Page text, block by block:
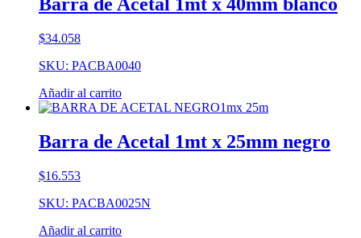
Barra de Acetal 1mt x 40mm blanco
$34.058
SKU: PACBA0040
Añadir al carrito
Barra de Acetal 1mt x 25mm negro
$16.553
SKU: PACBA0025N
Añadir al carrito